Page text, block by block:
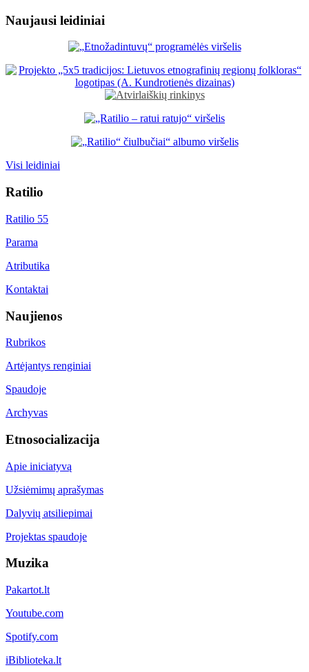
Naujausi leidiniai
Visi leidiniai
Ratilio
Ratilio 55
Parama
Atributika
Kontaktai
Naujienos
Rubrikos
Artėjantys renginiai
Spaudoje
Archyvas
Etnosocializacija
Apie iniciatyvą
Užsiėmimų aprašymas
Dalyvių atsiliepimai
Projektas spaudoje
Muzika
Pakartot.lt
Youtube.com
Spotify.com
iBiblioteka.lt